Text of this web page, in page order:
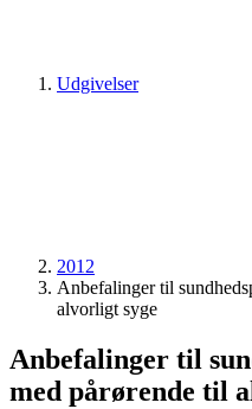
Udgivelser
2012
Anbefalinger til
alvorligt syge
Anbefalinger til
med pårørende til